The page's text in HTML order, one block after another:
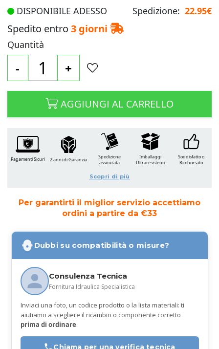
DISPONIBILE ADESSO Spedizione: 22.95€
Spedito entro 3 giorni
Quantità
- +
AGGIUNGI AL CARRELLO
Per garantirti il miglior servizio accettiamo
ordini a partire da €33
Dubbi su compatibilità o misure?
Consulenza Tecnica
Fornitura Idraulica Specialistica
Inviaci una foto, un codice prodotto o la lista materiali: ti
aiutiamo a scegliere il ricambio o componente corretto
prima di ordinare.
Chiama per una verifica tecnica
Pagamenti Sicuri 2 anni di Garanzia
Spedizione
assicurata
Imballaggi
Ultraresistenti
Soddisfatto o
Rimborsato
Scopri di più